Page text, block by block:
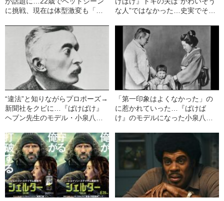
に挑戦、現在は体型激変も「年
（43）が貫く“生活感重視”の役
作り――2025年読まれた記事
な人”ではなかった…史実でその
“違法”と知りながらプロポーズ→
新聞社をクビに…『ばけばけ』
ヘブン先生のモデル・小泉八雲
「第一印象はよくなかった」の
に惹かれていった…『ばけば
け』のモデルになった小泉八雲